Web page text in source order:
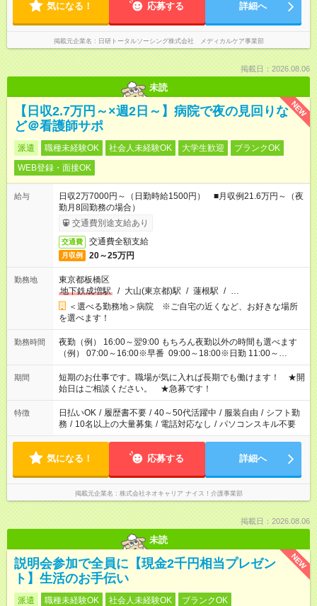
気になる！ 応募する 詳細へ
掲載元企業名 日研トータルソーシング株式会社 メディカルケア事業部
掲載日：2026.08.06
未読
NEW
【日収2.7万円～×週2日～】病院で夜の見回りな
ど＠看護師サポ
派遣 職種未経験OK 社会人未経験OK 大学生歓迎
ブランクOK
WEB登録・面接OK
給与
日収2万7000円～（日勤時給1500円） ■月収例21.6万円～（夜
勤月8回勤務の場合）
交通費別途支給あり
交通費 交通費全額支給
月収例 20～25万円
勤務地
東京都板橋区
地下鉄成増駅
/ 大山(東京都)駅 / 蓮根駅 / …
＜選べる勤務地＞病院 ※ご自宅の近くなど、お好きな場所
を選べます！
勤務時間
夜勤（例） 16:00～翌9:00 もちろん夜勤以外の時間も選べます
（例） 07:00～16:00※早番 09:00～18:00※日勤 11:00～
20:00※遅番 ※時間は、固定・選べる施設もあるので、ご希望が
あれば調整できます！ ※シフト制。勤務地により実働時間が異
なります。★家庭の都合でお休みが必要な場合も遠慮なくご相談
ください。
期間
短期のお仕事です。職場が気に入れば長期でも働けます！ ★開
始日はご相談ください。 ★急募です！
特徴 日払いOK / 履歴書不要 / 40～50代活躍中 / 服装自由 / シフト勤
務 / 10名以上の大量募集 / 電話対応なし / パソコンスキル不要
気になる！ 応募する 詳細へ
掲載元企業名 株式会社ネオキャリア ナイス！介護事業部
掲載日：2026.08.06
未読
NEW
説明会参加で全員に【現金2千円相当プレゼン
ト】生活のお手伝い
派遣 職種未経験OK 社会人未経験OK
ブランクOK